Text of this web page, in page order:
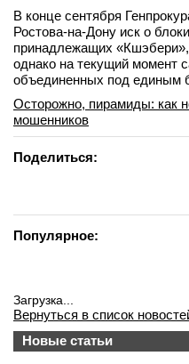
В конце сентября
Ростова-на-Дону иск о
принадлежащих
однако на текущий момент
объединенных под единым
Осторожно, пирамиды: как
мошенников
Поделиться:
Популярное:
Загрузка...
Вернуться в список
Новые статьи